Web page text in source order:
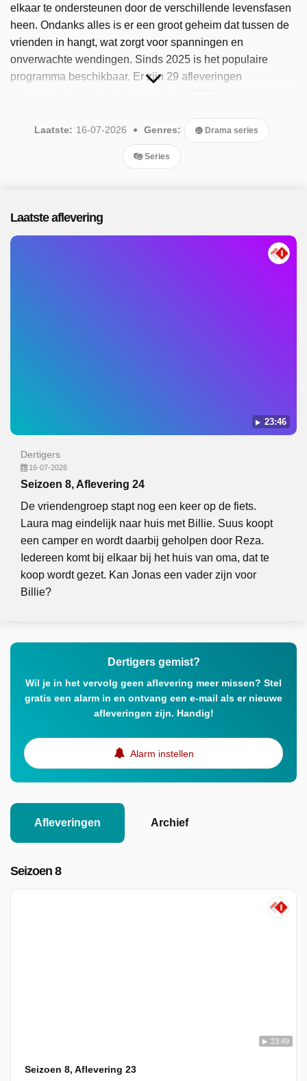
elkaar te ondersteunen door de verschillende levensfasen
heen. Ondanks alles is er een groot geheim dat tussen de
vrienden in hangt, wat zorgt voor spanningen en
onverwachte wendingen. Sinds 2025 is het populaire
programma beschikbaar. Er zijn 29 afleveringen
Laatste: 16-07-2026 Genres: Drama series
Series
Laatste aflevering
23:46
Dertigers
16-07-2026
Seizoen 8, Aflevering 24
De vriendengroep stapt nog een keer op de fiets.
Laura mag eindelijk naar huis met Billie. Suus koopt
een camper en wordt daarbij geholpen door Reza.
Iedereen komt bij elkaar bij het huis van oma, dat te
koop wordt gezet. Kan Jonas een vader zijn voor
Billie?
Dertigers gemist?
Wil je in het vervolg geen aflevering meer missen? Stel
gratis een alarm in en ontvang een e-mail als er nieuwe
afleveringen zijn. Handig!
Alarm instellen
Afleveringen Archief
Seizoen 8
23:49
Seizoen 8, Aflevering 23